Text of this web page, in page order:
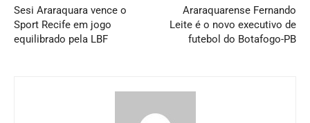
Sesi Araraquara vence o
Sport Recife em jogo
equilibrado pela LBF
Araraquarense Fernando
Leite é o novo executivo de
futebol do Botafogo-PB